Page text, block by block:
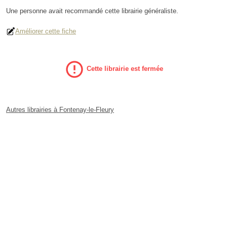
Une personne avait recommandé cette librairie généraliste.
Améliorer cette fiche
Cette librairie est fermée
Autres librairies à Fontenay-le-Fleury